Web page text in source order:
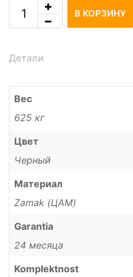
В КОРЗИНУ
Детали
Вес
625 кг
Цвет
Черный
Материал
Zamak (ЦАМ)
Garantia
24 месяца
Komplektnost